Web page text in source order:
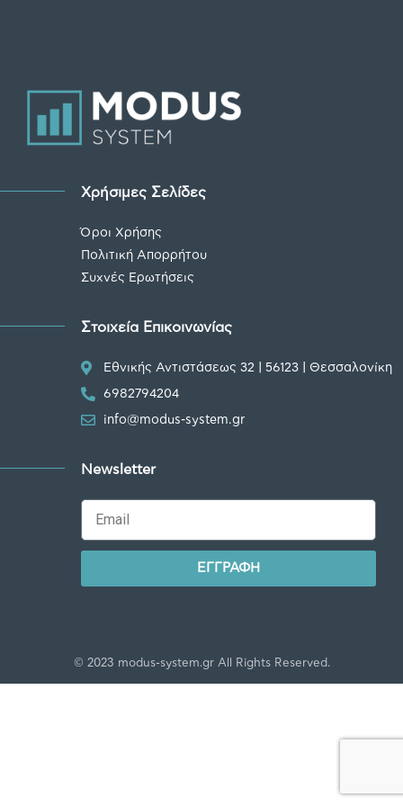
Χρήσιμες Σελίδες
Όροι Χρήσης
Πολιτική Απορρήτου
Συχνές Ερωτήσεις
Στοιχεία Επικοινωνίας
Εθνικής Αντιστάσεως 32 | 56123 | Θεσσαλονίκη
6982794204
info@modus-system.gr
Newsletter
ΕΓΓΡΑΦΗ
© 2023 modus-system.gr All Rights Reserved.